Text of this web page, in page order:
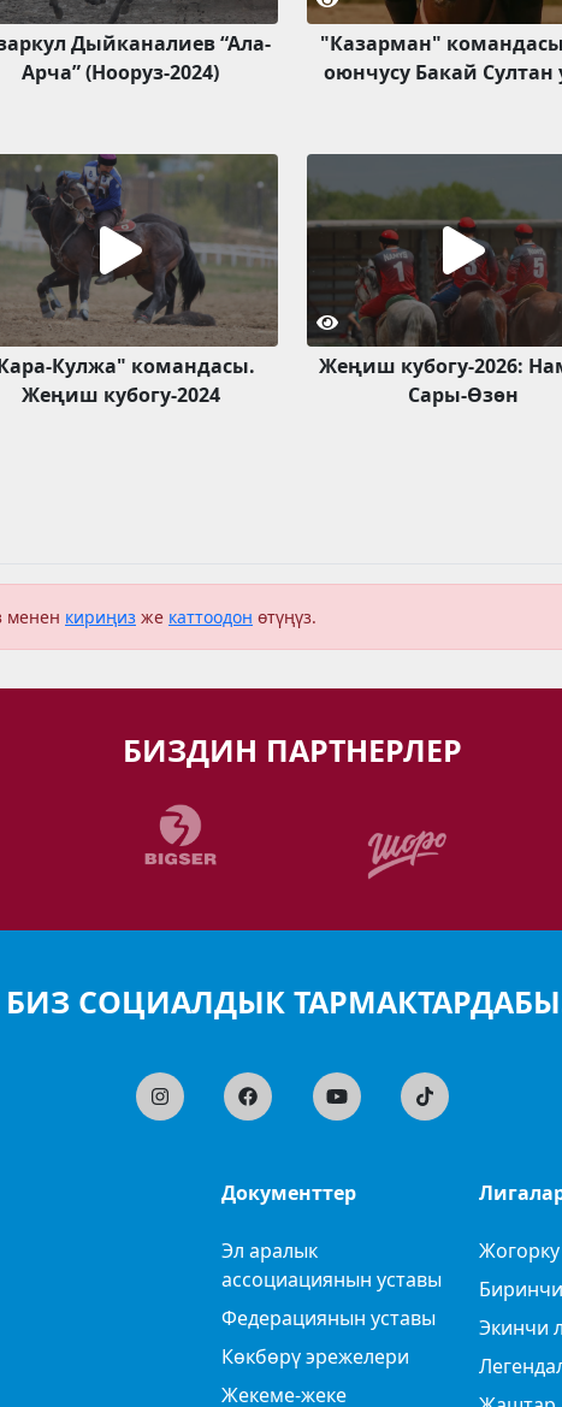
Дыйканалиев “Ала-
Арча” (Нооруз-2024)
"Казарман"
оюнчусу Бакай Султан
Кулжа" командасы.
Жеңиш кубогу-2024
Жеңиш кубогу-2026:
Сары-Өзөн
менен кириңиз же каттоодон өтүңүз.
БИЗДИН ПАРТНЕРЛЕР
БИЗ СОЦИАЛДЫК
Документтер
Эл аралык
ассоциациянын уставы
Федерациянын уставы
Көкбөрү эрежелери
Жекеме-жеке
Жогорку
Экинчи